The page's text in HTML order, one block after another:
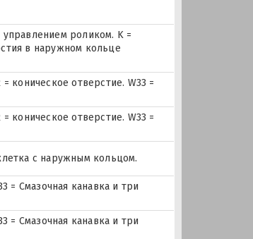
роликом. K =
в наружном кольце
коническое отверстие. W33 =
коническое отверстие. W33 =
с наружным кольцом.
= Смазочная канавка и три
= Смазочная канавка и три